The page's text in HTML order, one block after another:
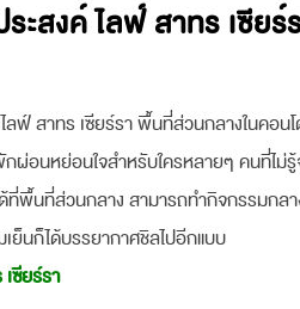
ะสงค์ ไลฟ์ สาทร เซียร์
ลฟ์ สาทร เซียร์รา พื้นที่ส่วนกลางในคอ
ผ่อนหย่อนใจสำหรับใครหลายๆ คนที่ไม่
พื้นที่ส่วนกลาง สามารถทำกิจกรรมกลา
ย็นก็ได้บรรยากาศชิลไปอีกแบบ
ซียร์รา